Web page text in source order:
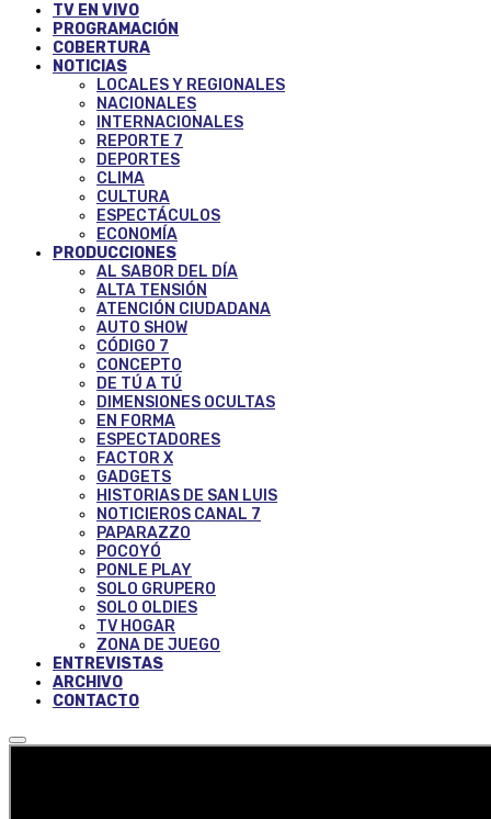
TV EN VIVO
PROGRAMACIÓN
COBERTURA
NOTICIAS
LOCALES Y REGIONALES
NACIONALES
INTERNACIONALES
REPORTE 7
DEPORTES
CLIMA
CULTURA
ESPECTÁCULOS
ECONOMÍA
PRODUCCIONES
AL SABOR DEL DÍA
ALTA TENSIÓN
ATENCIÓN CIUDADANA
AUTO SHOW
CÓDIGO 7
CONCEPTO
DE TÚ A TÚ
DIMENSIONES OCULTAS
EN FORMA
ESPECTADORES
FACTOR X
GADGETS
HISTORIAS DE SAN LUIS
NOTICIEROS CANAL 7
PAPARAZZO
POCOYÓ
PONLE PLAY
SOLO GRUPERO
SOLO OLDIES
TV HOGAR
ZONA DE JUEGO
ENTREVISTAS
ARCHIVO
CONTACTO